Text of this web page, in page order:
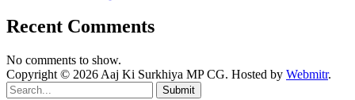
Recent Comments
No comments to show.
Copyright © 2026 Aaj Ki Surkhiya MP CG. Hosted by Webmitr.
Submit